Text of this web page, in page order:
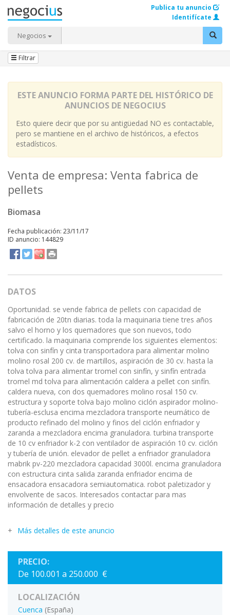
Negocios
Publica tu anuncio
Identifícate
Filtrar
ESTE ANUNCIO FORMA PARTE DEL HISTÓRICO DE
ANUNCIOS DE NEGOCIUS
Esto quiere decir que por su antigüedad NO es contactable,
pero se mantiene en el archivo de históricos, a efectos
estadísticos.
Venta de empresa: Venta fabrica de
pellets
Biomasa
Fecha publicación: 23/11/17
ID anuncio: 144829
DATOS
Oportunidad. se vende fabrica de pellets con capacidad de
fabricación de 20tn diarias. toda la maquinaria tiene tres años
salvo el horno y los quemadores que son nuevos, todo
certificado. la maquinaria comprende los siguientes elementos:
tolva con sinfín y cinta transportadora para alimentar molino
molino rosal 200 cv. de martillos, aspiración de 30 cv. hasta la
tolva tolva para alimentar tromel con sinfín, y sinfín entrada
tromel md tolva para alimentación caldera a pellet con sinfín.
caldera nueva, con dos quemadores molino rosal 150 cv.
estructura y soporte tolva bajo molino ciclón aspirador molino-
tubería-esclusa encima mezcladora transporte neumático de
producto refinado del molino y finos del ciclón enfriador y
zaranda a mezcladora encima granuladora. turbina transporte
de 10 cv enfriador k-2 con ventilador de aspiración 10 cv. ciclón
y tubería de unión. elevador de pellet a enfriador granuladora
mabrik pv-220 mezcladora capacidad 3000l. encima granuladora
con estructura cinta salida zaranda enfriador encima de
ensacadora ensacadora semiautomatica. robot paletizador y
envolvente de sacos. Interesados contactar para mas
información de detalles y precio
Más detalles de este anuncio
PRECIO:
De 100.001 a 250.000 €
LOCALIZACIÓN
Cuenca (España)